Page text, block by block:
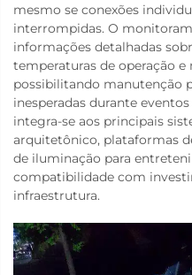
mesmo se conexões
interrompidas. O
informações detalhadas
temperaturas de operação
possibilitando manutenção
inesperadas durante
integra-se aos principais
arquitetônico, plataformas
de iluminação para
compatibilidade com
infraestrutura.